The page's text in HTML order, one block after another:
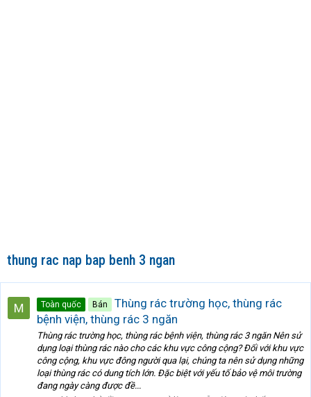
thung rac nap bap benh 3 ngan
Toàn quốc Bán
Thùng rác trường học, thùng rác
bệnh viện, thùng rác 3 ngăn
Thùng rác trường học, thùng rác bệnh viện, thùng rác 3 ngăn Nên sử
dụng loại thùng rác nào cho các khu vực công cộng? Đối với khu vực
công cộng, khu vực đông người qua lại, chúng ta nên sử dụng những
loại thùng rác có dung tích lớn. Đặc biệt với yếu tố bảo vệ môi trường
đang ngày càng được đề...